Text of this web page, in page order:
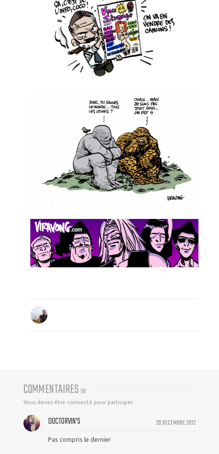
COMMENTAIRES (10)
Vous devez être connecté pour participer
20 DECEMBRE 2012
DOCTORVIN'S
Pas compris le dernier